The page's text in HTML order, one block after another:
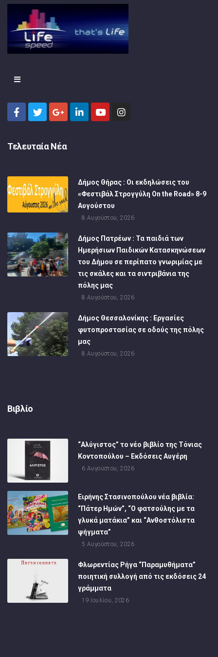
Τελευταία Νέα
Δήμος Θήρας : Οι εκδηλώσεις του
«Φεστιβάλ Στρογγύλη On the Road» 8-9
Αυγούστου
8 Αυγούστου, 2026
Δήμος Πατρέων : Τα παιδιά των
Ημερήσιων Παιδικών Κατασκηνώσεων
του Δήμου σε περίπατο γνωριμίας με
τις σκάλες και τα σιντριβάνια της
πόλης μας
8 Αυγούστου, 2026
Δήμος Θεσσαλονίκης : Εργασίες
φυτοπροστασίας σε οδούς της πόλης
μας
8 Αυγούστου, 2026
Βιβλίο
“Αλύγιστος” το νέο βιβλίο της Τόνιας
Κοντοπούλου – Εκδόσεις Αυγέρη
6 Αυγούστου, 2026
Ειρήνης Στασινοπούλου νέα βιβλία:
“Πάτερ Ημών”, “Ο φατσούλης με τα
γλυκά ματάκια” και “Ανθοστόλιστα
ψήγματα”
5 Αυγούστου, 2026
Φλωρεντίας Ρήγα “Παραμυθήματα”
ποιητική συλλογή από τις εκδόσεις 24
γράμματα
19 Ιουλίου, 2026